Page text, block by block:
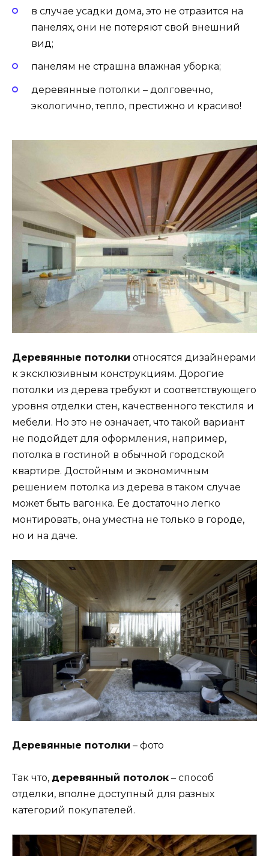
в случае усадки дома, это не отразится на
панелях, они не потеряют свой внешний
вид;
панелям не страшна влажная уборка;
деревянные потолки – долговечно,
экологично, тепло, престижно и красиво!
Деревянные потолки относятся дизайнерами
к эксклюзивным конструкциям. Дорогие
потолки из дерева требуют и соответствующего
уровня отделки стен, качественного текстиля и
мебели. Но это не означает, что такой вариант
не подойдет для оформления, например,
потолка в гостиной в обычной городской
квартире. Достойным и экономичным
решением потолка из дерева в таком случае
может быть вагонка. Ее достаточно легко
монтировать, она уместна не только в городе,
но и на даче.
Деревянные потолки – фото
Так что, деревянный потолок – способ
отделки, вполне доступный для разных
категорий покупателей.